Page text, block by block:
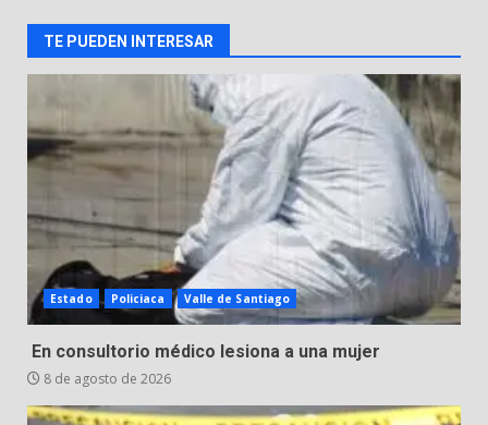
3
Aprender jugando también salva
vidas.
8 de agosto de 2026
4
Incendio en taller mecánico de
Puerto de Águila:
7 de agosto de 2026
5
Inauguran la Galería Historia y
Arte en Cartonería
TE PUEDEN INTERESAR
Estado Policiaca Valle de Santiago
En consultorio médico lesiona a una mujer
8 de agosto de 2026